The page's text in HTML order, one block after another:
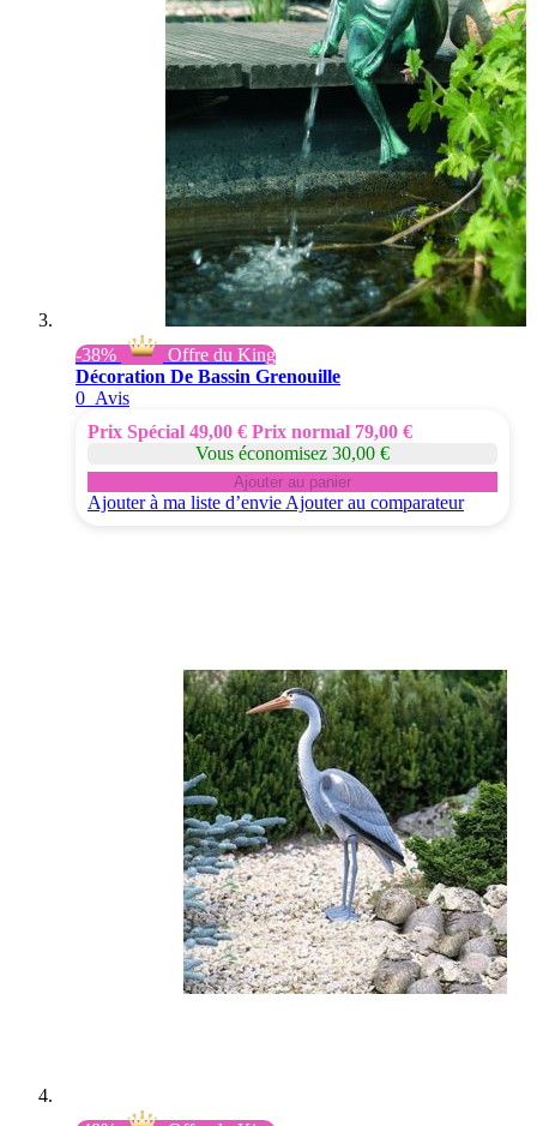
-38%
Offre du King
Décoration De Bassin Grenouille
0 Avis
Prix Spécial 49,00 € Prix normal 79,00 €
Vous économisez 30,00 €
Ajouter au panier
Ajouter à ma liste d’envie Ajouter au comparateur